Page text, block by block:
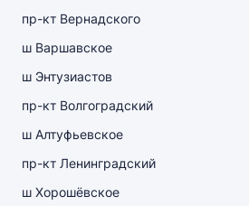
пр-кт Вернадского
ш Варшавское
ш Энтузиастов
пр-кт Волгоградский
ш Алтуфьевское
пр-кт Ленинградский
ш Хорошёвское